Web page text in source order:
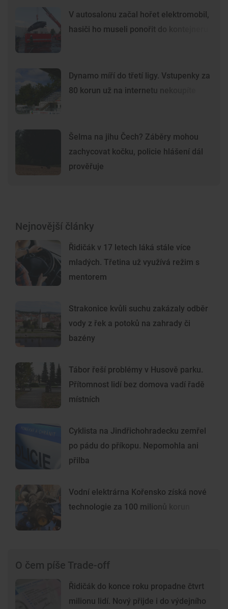
V autosalonu začal hořet elektromobil,
hasiči ho museli ponořit do kontejneru
Dynamo míří do třetí ligy. Vstupenky za
80 korun už na internetu nekoupíte
Šelma na jihu Čech? Záběry mohou
zachycovat kočku, policie hlášení dál
prověřuje
Nejnovější články
Řidičák v 17 letech láká stále více
mladých. Třetina už využívá režim s
mentorem
Strakonice kvůli suchu zakázaly odběr
vody z řek a potoků na zahrady či
bazény
Tábor řeší problémy v Husově parku.
Přítomnost lidí bez domova vadí řadě
místních
Cyklista na Jindřichohradecku zemřel
po pádu do příkopu. Nepomohla ani
přilba
Vodní elektrárna Kořensko získá nové
technologie za 100 milionů korun
O čem píše Trade-off
Řidičák do konce roku propadne čtvrt
milionu lidí. Nový přijde i do výdejního